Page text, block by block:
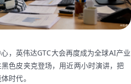
，英伟达GTC大会再度成为全球AI产业
色皮夹克登场，用近两小时演讲，把
时代。